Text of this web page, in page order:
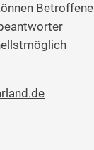
Betroffene